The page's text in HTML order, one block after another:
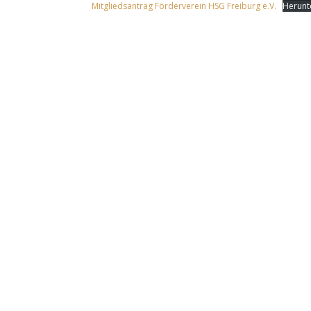
Mitgliedsantrag Förderverein HSG Freiburg e.V.